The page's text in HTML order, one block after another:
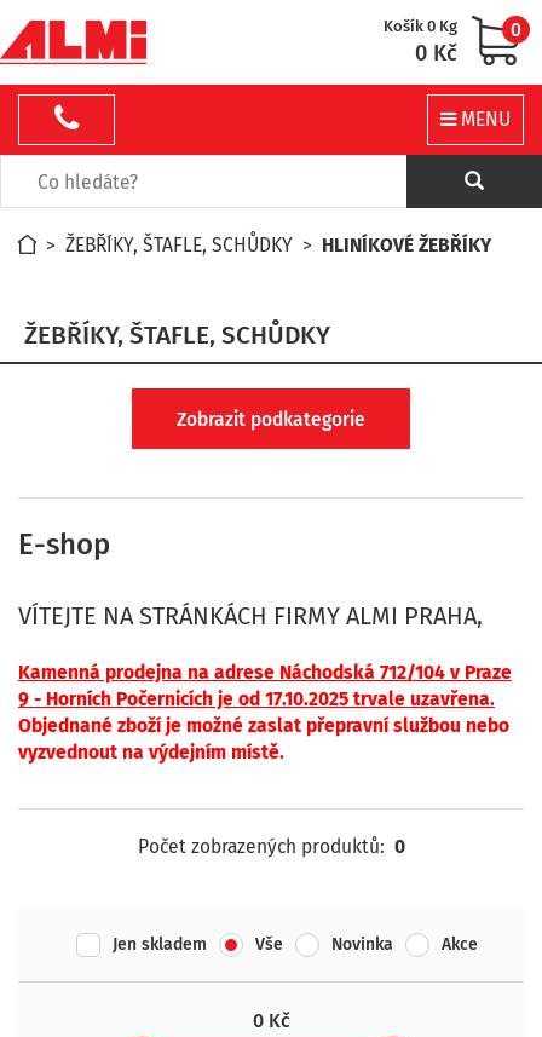
Košík 0 Kg
0 Kč
0
MENU
> ŽEBŘÍKY, ŠTAFLE, SCHŮDKY > HLINÍKOVÉ ŽEBŘÍKY
ŽEBŘÍKY, ŠTAFLE, SCHŮDKY
Zobrazit podkategorie
E-shop
VÍTEJTE NA STRÁNKÁCH FIRMY ALMI PRAHA,
Kamenná prodejna na adrese Náchodská 712/104 v Praze
9 - Horních Počernicích je od 17.10.2025 trvale uzavřena.
Objednané zboží je možné zaslat přepravní službou nebo
vyzvednout na výdejním místě.
Počet zobrazených produktů: 0
Jen skladem Vše Novinka Akce
0 Kč